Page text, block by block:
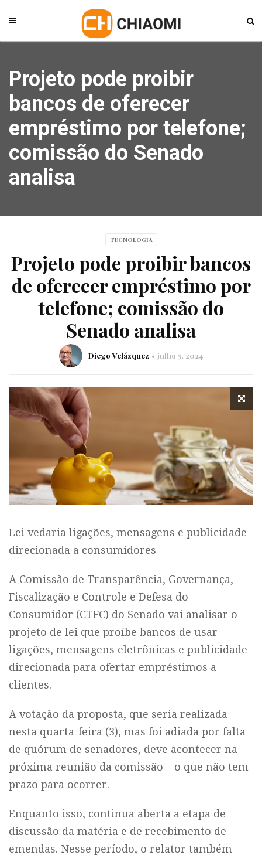
Projeto pode proibir
bancos de oferecer
empréstimo por telefone;
comissão do Senado
analisa
TECNOLOGIA
Projeto pode proibir bancos
de oferecer empréstimo por
telefone; comissão do
Senado analisa
Diego Velázquez julho 5, 2024
Lei vedaria ligações, mensagens e publicidade
direcionada a consumidores
A Comissão de Transparência, Governança,
Fiscalização e Controle e Defesa do
Consumidor (CTFC) do Senado vai analisar o
projeto de lei que proíbe bancos de usar
ligações, mensagens eletrônicas e publicidade
direcionada para ofertar empréstimos a
clientes.
A votação da proposta, que seria realizada
nesta quarta-feira (3), mas foi adiada por falta
de quórum de senadores, deve acontecer na
próxima reunião da comissão – o que não tem
prazo para ocorrer.
Enquanto isso, continua aberta a etapa de
discussão da matéria e de recebimento de
emendas. Nesse período, o relator também